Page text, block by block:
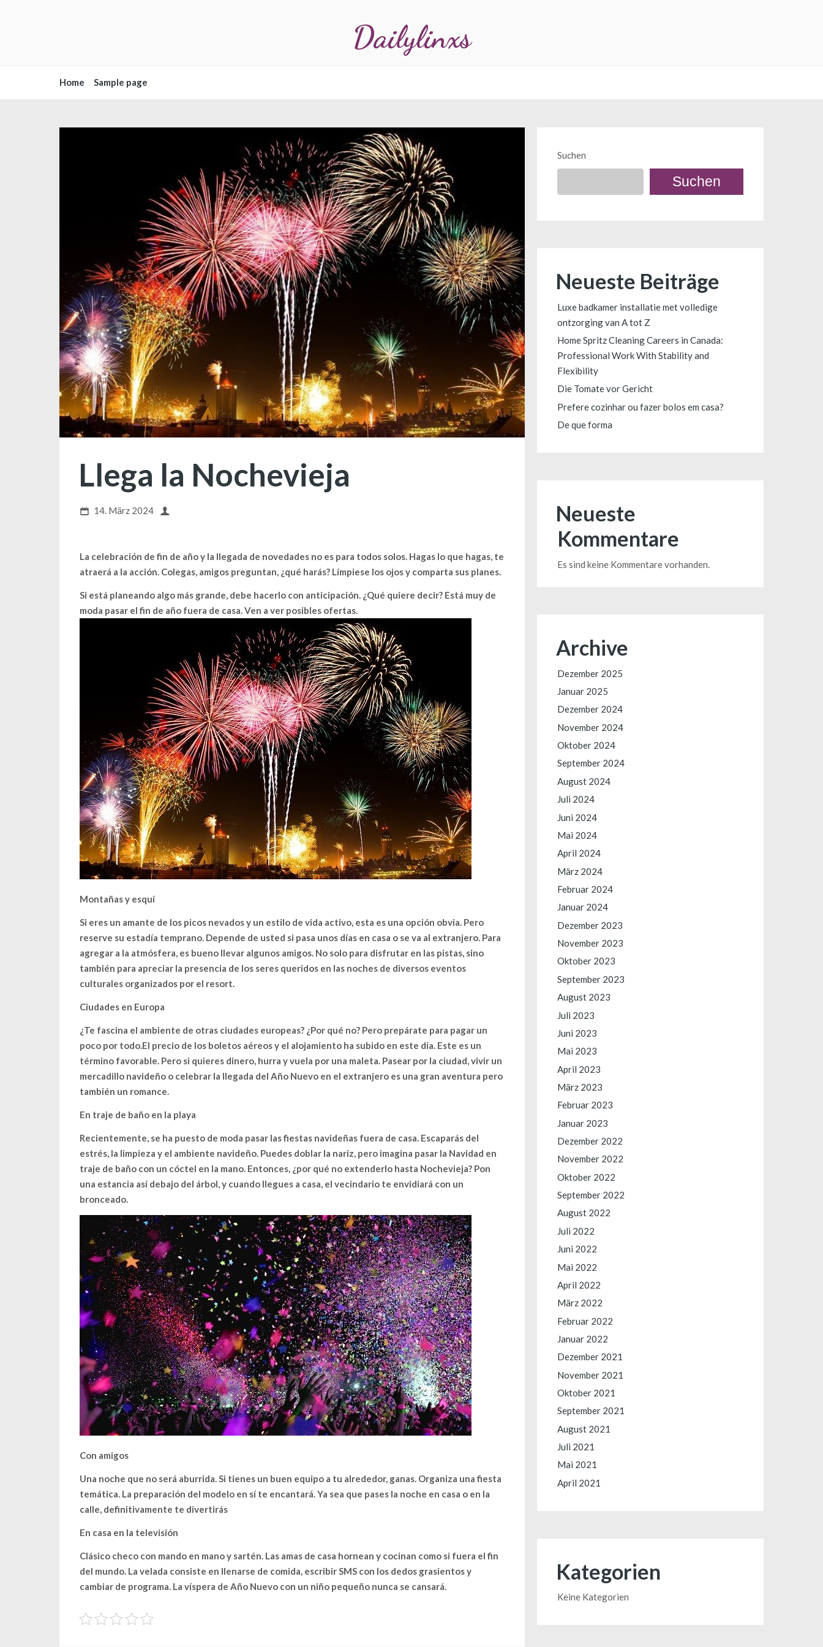
Dailylinxs
Home Sample page
Llega la Nochevieja
14. März 2024
La celebración de fin de año y la llegada de novedades no es para todos solos. Hagas lo que hagas, te
atraerá a la acción. Colegas, amigos preguntan, ¿qué harás? Límpiese los ojos y comparta sus planes.
Si está planeando algo más grande, debe hacerlo con anticipación. ¿Qué quiere decir? Está muy de
moda pasar el fin de año fuera de casa. Ven a ver posibles ofertas.
Montañas y esquí
Si eres un amante de los picos nevados y un estilo de vida activo, esta es una opción obvia. Pero
reserve su estadía temprano. Depende de usted si pasa unos días en casa o se va al extranjero. Para
agregar a la atmósfera, es bueno llevar algunos amigos. No solo para disfrutar en las pistas, sino
también para apreciar la presencia de los seres queridos en las noches de diversos eventos
culturales organizados por el resort.
Ciudades en Europa
¿Te fascina el ambiente de otras ciudades europeas? ¿Por qué no? Pero prepárate para pagar un
poco por todo. El precio de los boletos aéreos y el alojamiento ha subido en este día. Este es un
término favorable. Pero si quieres dinero, hurra y vuela por una maleta. Pasear por la ciudad, vivir un
mercadillo navideño o celebrar la llegada del Año Nuevo en el extranjero es una gran aventura pero
también un romance.
En traje de baño en la playa
Recientemente, se ha puesto de moda pasar las fiestas navideñas fuera de casa. Escaparás del
estrés, la limpieza y el ambiente navideño. Puedes doblar la nariz, pero imagina pasar la Navidad en
traje de baño con un cóctel en la mano. Entonces, ¿por qué no extenderlo hasta Nochevieja? Pon
una estancia así debajo del árbol, y cuando llegues a casa, el vecindario te envidiará con un
bronceado.
Con amigos
Una noche que no será aburrida. Si tienes un buen equipo a tu alrededor, ganas. Organiza una fiesta
temática. La preparación del modelo en sí te encantará. Ya sea que pases la noche en casa o en la
calle, definitivamente te divertirás
En casa en la televisión
Clásico checo con mando en mano y sartén. Las amas de casa hornean y cocinan como si fuera el fin
del mundo. La velada consiste en llenarse de comida, escribir SMS con los dedos grasientos y
cambiar de programa. La víspera de Año Nuevo con un niño pequeño nunca se cansará.
Suchen
Suchen
Neueste Beiträge
Luxe badkamer installatie met volledige
ontzorging van A tot Z
Home Spritz Cleaning Careers in Canada:
Professional Work With Stability and
Flexibility
Die Tomate vor Gericht
Prefere cozinhar ou fazer bolos em casa?
De que forma
Neueste
Kommentare
Es sind keine Kommentare vorhanden.
Archive
Dezember 2025
Januar 2025
Dezember 2024
November 2024
Oktober 2024
September 2024
August 2024
Juli 2024
Juni 2024
Mai 2024
April 2024
März 2024
Februar 2024
Januar 2024
Dezember 2023
November 2023
Oktober 2023
September 2023
August 2023
Juli 2023
Juni 2023
Mai 2023
April 2023
März 2023
Februar 2023
Januar 2023
Dezember 2022
November 2022
Oktober 2022
September 2022
August 2022
Juli 2022
Juni 2022
Mai 2022
April 2022
März 2022
Februar 2022
Januar 2022
Dezember 2021
November 2021
Oktober 2021
September 2021
August 2021
Juli 2021
Mai 2021
April 2021
Kategorien
Keine Kategorien